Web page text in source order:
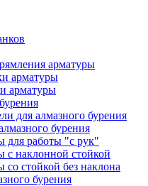
арматуры
арматуры
арматуры
для алмазного бурения
бурения
для работы "с рук"
с наклонной стойкой
со стойкой без наклона
бурения